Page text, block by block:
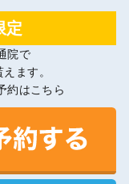
定
院で
ます。
約はこちら